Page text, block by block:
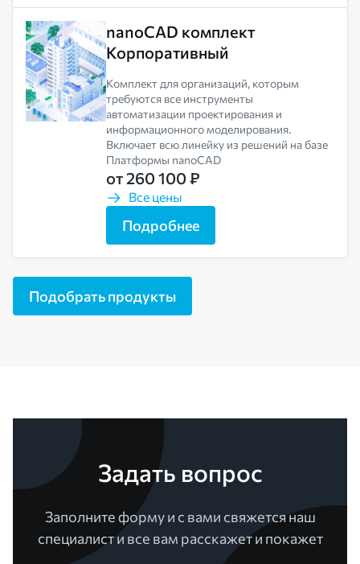
nanoCAD комплект
Корпоративный
Комплект для организаций, которым
требуются все инструменты
автоматизации проектирования и
информационного моделирования.
Включает всю линейку из решений на базе
Платформы nanoCAD
от 260 100 ₽
Все цены
Подробнее
Подобрать продукты
Задать вопрос
Заполните форму и с вами свяжется наш
специалист и все вам расскажет и покажет